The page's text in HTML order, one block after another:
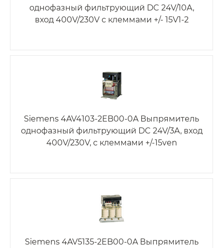
однофазный фильтрующий DC 24V/10A,
вход 400V/230V с клеммами +/- 15V1-2
Siemens 4AV4103-2EB00-0A Выпрямитель
однофазный фильтрующий DC 24V/3A, вход
400V/230V, с клеммами +/-15ven
Siemens 4AV5135-2EB00-0A Выпрямитель